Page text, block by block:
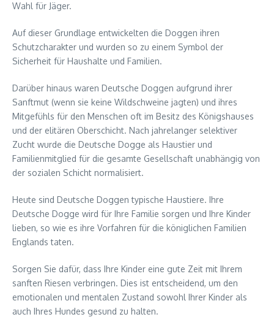
Wahl für Jäger.
Auf dieser Grundlage entwickelten die Doggen ihren
Schutzcharakter und wurden so zu einem Symbol der
Sicherheit für Haushalte und Familien.
Darüber hinaus waren Deutsche Doggen aufgrund ihrer
Sanftmut (wenn sie keine Wildschweine jagten) und ihres
Mitgefühls für den Menschen oft im Besitz des Königshauses
und der elitären Oberschicht. Nach jahrelanger selektiver
Zucht wurde die Deutsche Dogge als Haustier und
Familienmitglied für die gesamte Gesellschaft unabhängig von
der sozialen Schicht normalisiert.
Heute sind Deutsche Doggen typische Haustiere. Ihre
Deutsche Dogge wird für Ihre Familie sorgen und Ihre Kinder
lieben, so wie es ihre Vorfahren für die königlichen Familien
Englands taten.
Sorgen Sie dafür, dass Ihre Kinder eine gute Zeit mit Ihrem
sanften Riesen verbringen. Dies ist entscheidend, um den
emotionalen und mentalen Zustand sowohl Ihrer Kinder als
auch Ihres Hundes gesund zu halten.